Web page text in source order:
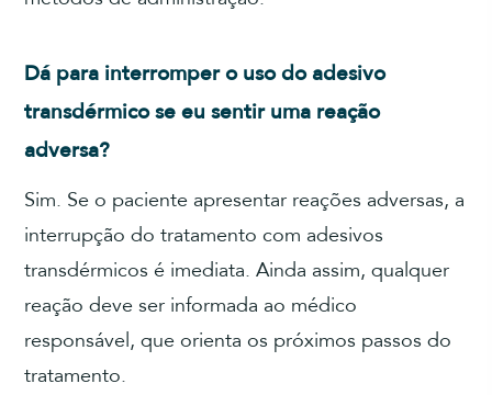
Dá para interromper o uso do adesivo
transdérmico se eu sentir uma reação
adversa?
Sim. Se o paciente apresentar reações adversas, a
interrupção do tratamento com adesivos
transdérmicos é imediata. Ainda assim, qualquer
reação deve ser informada ao médico
responsável, que orienta os próximos passos do
tratamento.